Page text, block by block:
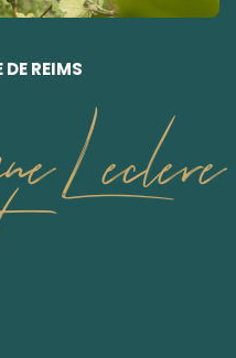
REIMS
Leclere